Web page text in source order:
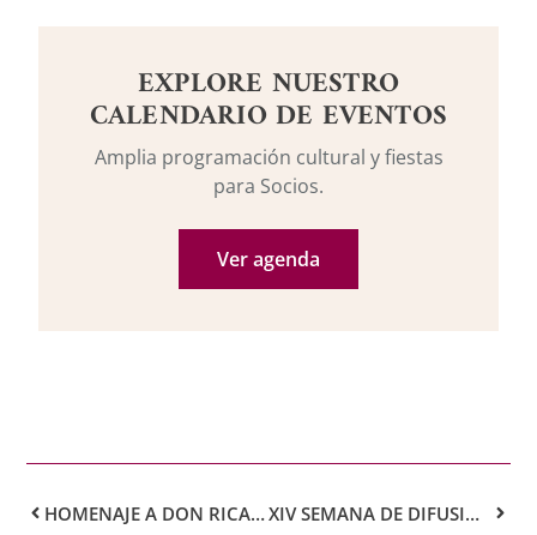
EXPLORE NUESTRO
CALENDARIO DE EVENTOS
Amplia programación cultural y fiestas
para Socios.
Ver agenda
HOMENAJE A DON RICARDO MELCHIOR XIV SEMANA DE DIFUSIÓN POPULAR DE LA QUÍMICA